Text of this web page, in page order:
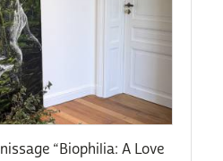
“Biophilia: A Love